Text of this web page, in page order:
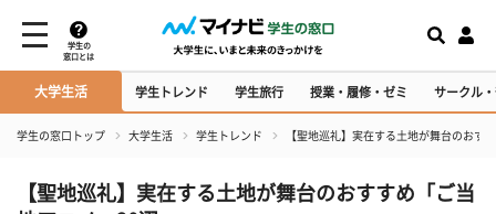
学生の
窓口とは
大学生活 学生トレンド 学生旅行 授業・履修・ゼミ サークル
学生の窓口トップ 大学生活 学生トレンド 【聖地巡礼】実在する土地が舞台のおす
【聖地巡礼】実在する土地が舞台のおすすめ「ご当